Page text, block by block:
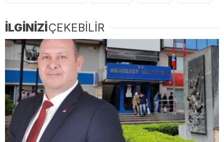
İLGİNİZİÇEKEBİLİR